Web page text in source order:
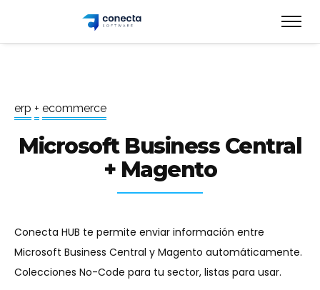
erp + ecommerce
Microsoft Business Central
+ Magento
Conecta HUB te permite enviar información entre
Microsoft Business Central y Magento automáticamente.
Colecciones No-Code para tu sector, listas para usar.